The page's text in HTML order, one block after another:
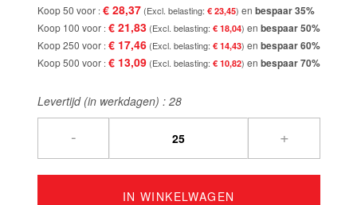
Koop 50 voor € 28,37 € 23,45 en bespaar35%
Koop 100 voor € 21,83 € 18,04 en bespaar50%
Koop 250 voor € 17,46 € 14,43 en bespaar60%
Koop 500 voor € 13,09 € 10,82 en bespaar70%
Levertijd (in werkdagen) : 28
- +
IN WINKELWAGEN